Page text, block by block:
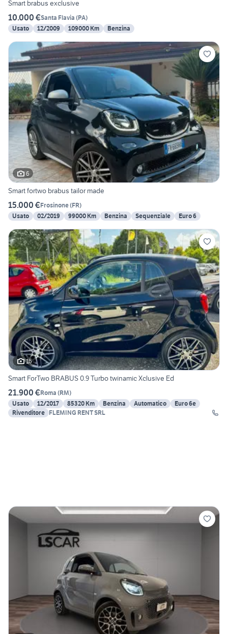
Smart brabus exclusive
10.000 €Santa Flavia (PA)
Usato
12/2009 109000 Km Benzina
6
Smart fortwo brabus tailor made
15.000 €Frosinone(FR)
Usato
02/2019 99000 Km Benzina Sequenziale Euro 6
16
Smart ForTwo BRABUS 0.9 Turbo twinamic Xclusive Ed
21.900 €Roma (RM)
Usato
12/2017 85320 Km Benzina Automatico
Euro 6e
Rivenditore FLEMING RENT SRL